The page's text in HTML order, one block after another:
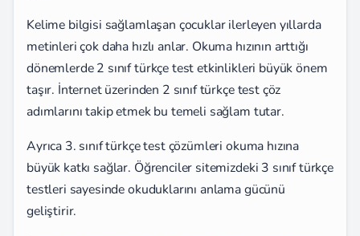
Kelime bilgisi sağlamlaşan çocuklar ilerleyen yıllarda
metinleri çok daha hızlı anlar. Okuma hızının arttığı
dönemlerde 2 sınıf türkçe test etkinlikleri büyük önem
taşır. İnternet üzerinden 2 sınıf türkçe test çöz
adımlarını takip etmek bu temeli sağlam tutar.
Ayrıca 3. sınıf türkçe test çözümleri okuma hızına
büyük katkı sağlar. Öğrenciler sitemizdeki 3 sınıf türkçe
testleri sayesinde okuduklarını anlama gücünü
geliştirir.